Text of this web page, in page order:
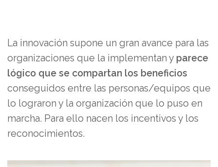
La innovación supone un gran avance para las
organizaciones que la implementan y parece
lógico que se compartan los beneficios
conseguidos entre las personas/equipos que
lo lograron y la organización que lo puso en
marcha. Para ello nacen los incentivos y los
reconocimientos.